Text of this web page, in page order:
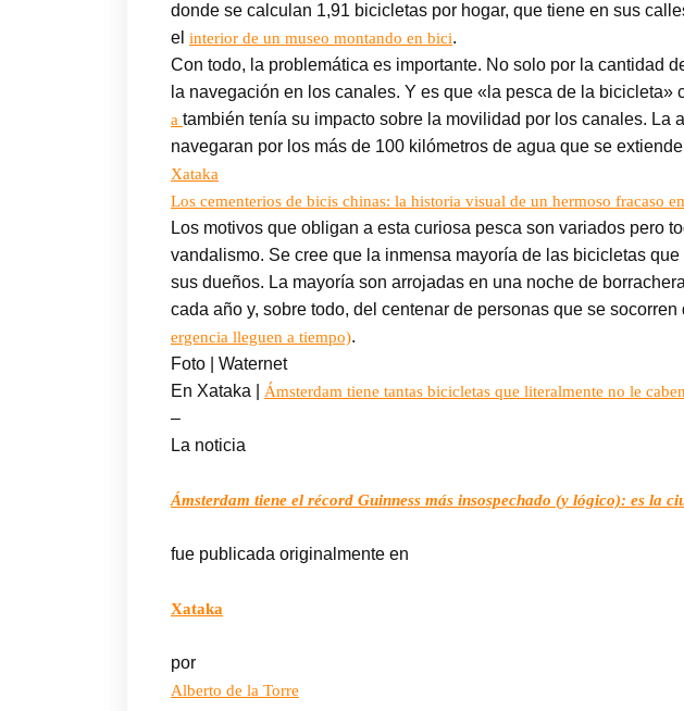
donde se calculan 1,91 bicicletas por hogar, que tiene en sus
el interior de un museo montando en bici.
Con todo, la problemática es importante. No solo por la cantidad
la navegación en los canales. Y es que «la pesca de la
a también tenía su impacto sobre la movilidad por los canales.
navegaran por los más de 100 kilómetros de agua que se
Xataka
Los cementerios de bicis chinas: la historia visual de un hermoso fracaso
Los motivos que obligan a esta curiosa pesca son variados pero
vandalismo. Se cree que la inmensa mayoría de las bicicletas
sus dueños. La mayoría son arrojadas en una noche de
cada año y, sobre todo, del centenar de personas que se
ergencia lleguen a tiempo).
Foto | Waternet
En Xataka | Ámsterdam tiene tantas bicicletas que literalmente no le
–
La noticia
Ámsterdam tiene el récord Guinness más insospechado (y lógico): es la
fue publicada originalmente en
Xataka
por
Alberto de la Torre